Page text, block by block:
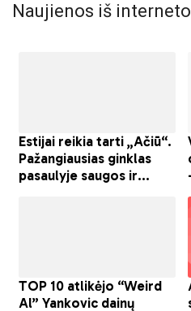
Naujienos iš interneto